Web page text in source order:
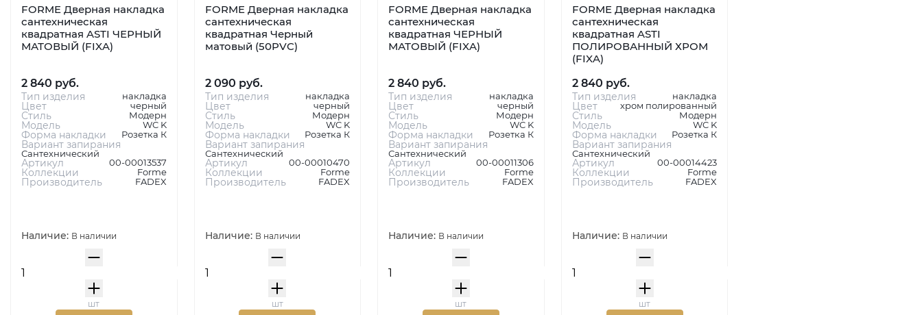
FORME Дверная накладка
сантехническая
квадратная ASTI ЧЕРНЫЙ
МАТОВЫЙ (FIXA)
2 840 руб.
Тип изделия накладка
Цвет черный
Стиль Модерн
Модель WC K
Форма накладки Розетка К
Вариант запирания
Сантехнический
Артикул 00-00013537
Коллекции Forme
Производитель FADEX
Наличие: В наличии
шт
FORME Дверная накладка
сантехническая
квадратная Черный
матовый (50PVC)
2 090 руб.
Тип изделия накладка
Цвет черный
Стиль Модерн
Модель WC K
Форма накладки Розетка К
Вариант запирания
Сантехнический
Артикул 00-00010470
Коллекции Forme
Производитель FADEX
Наличие: В наличии
шт
FORME Дверная накладка
сантехническая
квадратная ЧЕРНЫЙ
МАТОВЫЙ (FIXA)
2 840 руб.
Тип изделия накладка
Цвет черный
Стиль Модерн
Модель WC K
Форма накладки Розетка К
Вариант запирания
Сантехнический
Артикул 00-00011306
Коллекции Forme
Производитель FADEX
Наличие: В наличии
шт
FORME Дверная накладка
сантехническая
квадратная ASTI
ПОЛИРОВАННЫЙ ХРОМ
(FIXA)
2 840 руб.
Тип изделия накладка
Цвет хром полированный
Стиль Модерн
Модель WC K
Форма накладки Розетка К
Вариант запирания
Сантехнический
Артикул 00-00014423
Коллекции Forme
Производитель FADEX
Наличие: В наличии
шт